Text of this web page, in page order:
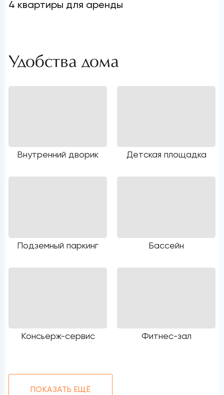
4 квартиры для аренды
Удобства дома
Внутренний дворик Детская площадка
Подземный паркинг Бассейн
Консьерж-сервис Фитнес-зал
ПОКАЗАТЬ ЕЩЁ